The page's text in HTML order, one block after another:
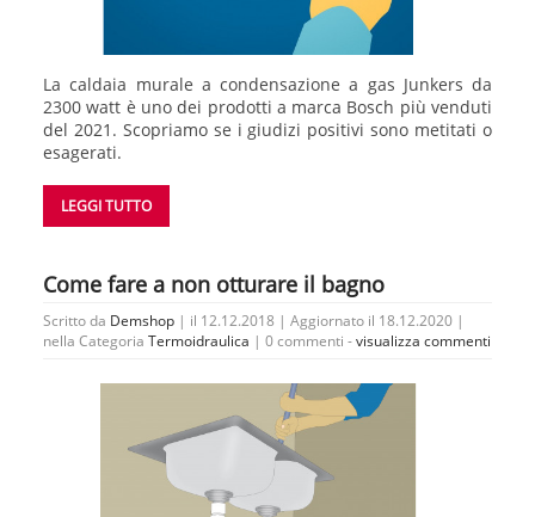
La caldaia murale a condensazione a gas Junkers da
2300 watt è uno dei prodotti a marca Bosch più venduti
del 2021. Scopriamo se i giudizi positivi sono metitati o
esagerati.
LEGGI TUTTO
Come fare a non otturare il bagno
Scritto da Demshop | il 12.12.2018 | Aggiornato il 18.12.2020 |
nella Categoria Termoidraulica | 0 commenti -visualizza commenti